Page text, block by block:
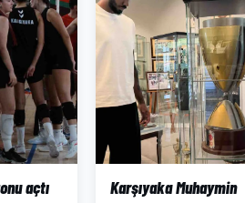
açtı
Karşıyaka Muhaymin